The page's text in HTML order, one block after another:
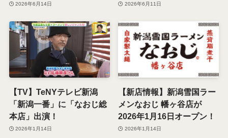
2026年6月14日 2026年6月11日
【TV】TeNYテレビ新潟
「新潟一番」に「なおじ総
本店」出演！
2026年1月14日
【新店情報】新潟雪国ラー
メンなおじ 幡ヶ谷店が
2026年1月16日オープン！
2026年1月14日